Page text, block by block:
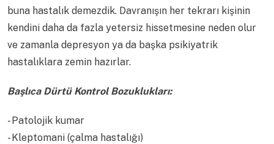
buna hastalık demezdik. Davranışın her tekrarı kişinin
kendini daha da fazla yetersiz hissetmesine neden olur
ve zamanla depresyon ya da başka psikiyatrik
hastalıklara zemin hazırlar.
Başlıca Dürtü Kontrol Bozuklukları:
- Patolojik kumar
- Kleptomani (çalma hastalığı)